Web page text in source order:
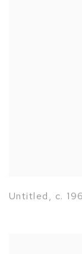
Untitled, c.